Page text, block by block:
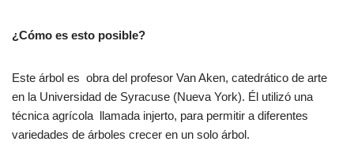
¿Cómo es esto posible?
Este árbol es obra del profesor Van Aken, catedrático de arte
en la Universidad de Syracuse (Nueva York). Él utilizó una
técnica agrícola llamada injerto, para permitir a diferentes
variedades de árboles crecer en un solo árbol.